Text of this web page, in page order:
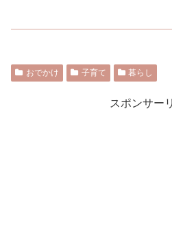
おでかけ 子育て 暮らし
スポンサー